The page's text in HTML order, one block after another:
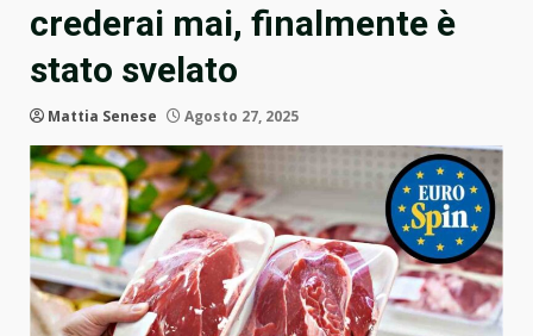
crederai mai, finalmente è
stato svelato
Mattia Senese Agosto 27, 2025